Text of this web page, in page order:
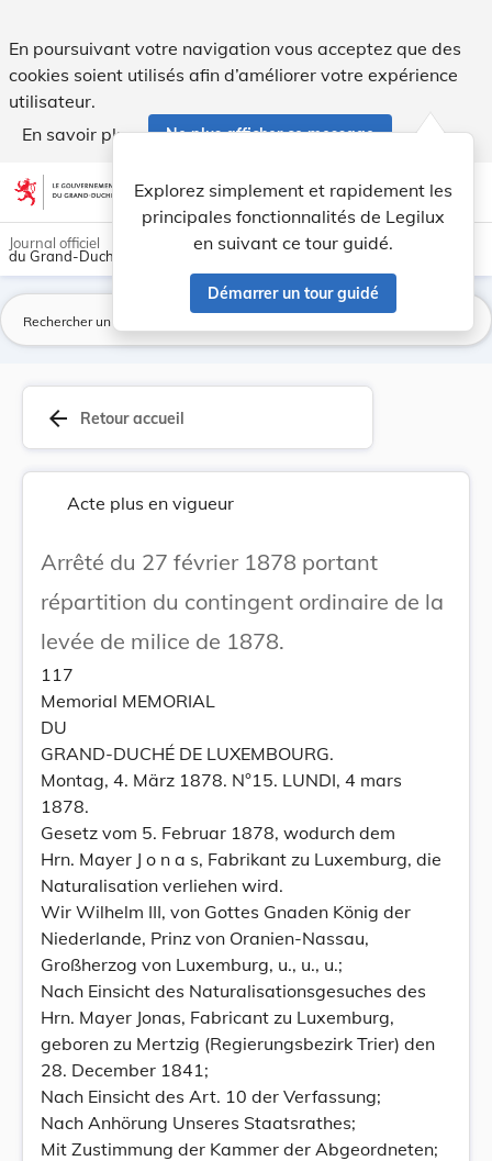
En poursuivant votre navigation vous acceptez que des
cookies soient utilisés afin d’améliorer votre expérience
utilisateur.
En savoir plus
Ne plus afficher ce message
Aller au contenu account_circle help Aide
Explorez simplement et rapidement les
principales fonctionnalités de Legilux
en suivant ce tour guidé.
Démarrer un tour guidé
light_mode dark_mode
Journal officiel
du Grand-Duché de Luxembourg
arrow_back Retour accueil
Acte plus en vigueur
Arrêté du 27 février 1878 portant
répartition du contingent ordinaire de la
levée de milice de 1878.
117
Memorial MEMORIAL
DU
GRAND-DUCHÉ DE LUXEMBOURG.
Montag, 4. März 1878. N°15. LUNDI, 4 mars
1878.
Gesetz vom 5. Februar 1878, wodurch dem
Hrn. Mayer J o n a s, Fabrikant zu Luxemburg, die
Naturalisation verliehen wird.
Wir Wilhelm III, von Gottes Gnaden König der
Niederlande, Prinz von Oranien-Nassau,
Großherzog von Luxemburg, u., u., u.;
Nach Einsicht des Naturalisationsgesuches des
Hrn. Mayer Jonas, Fabricant zu Luxemburg,
geboren zu Mertzig (Regierungsbezirk Trier) den
28. December 1841;
Nach Einsicht des Art. 10 der Verfassung;
Nach Anhörung Unseres Staatsrathes;
Mit Zustimmung der Kammer der Abgeordneten;